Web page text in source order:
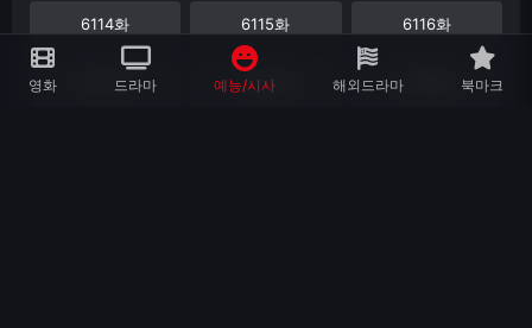
6114화 6115화 6116화
6117화 6118화 6119화
영화 드라마 예능/시사 해외드라마 북마크